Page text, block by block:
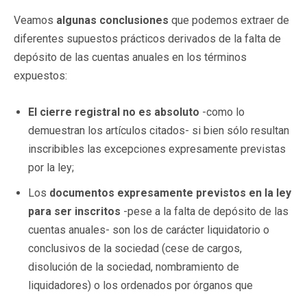
Veamos algunas conclusiones que podemos extraer de
diferentes supuestos prácticos derivados de la falta de
depósito de las cuentas anuales en los términos
expuestos:
El cierre registral no es absoluto -como lo
demuestran los artículos citados- si bien sólo resultan
inscribibles las excepciones expresamente previstas
por la ley;
Los documentos expresamente previstos en la ley
para ser inscritos -pese a la falta de depósito de las
cuentas anuales- son los de carácter liquidatorio o
conclusivos de la sociedad (cese de cargos,
disolución de la sociedad, nombramiento de
liquidadores) o los ordenados por órganos que